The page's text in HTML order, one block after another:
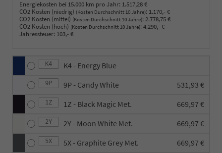
Energiekosten bei 15.000 km pro Jahr: 1.517,28 €
CO2 Kosten (niedrig) (Kosten Durchschnitt 10 Jahre): 1.170,- €
CO2 Kosten (mittel) (Kosten Durchschnitt 10 Jahre): 2.778,75 €
CO2 Kosten (hoch) (Kosten Durchschnitt 10 Jahre): 4.290,- €
Jahressteuer: 103,- €
K4 K4 - Energy Blue
9P 9P - Candy White 531,93 €
1Z 1Z - Black Magic Met. 669,97 €
2Y 2Y - Moon White Met. 669,97 €
5X 5X - Graphite Grey Met. 669,97 €